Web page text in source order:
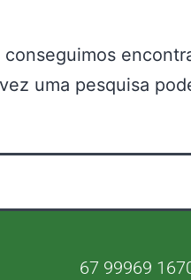
conseguimos
uma pesquisa
67 99969